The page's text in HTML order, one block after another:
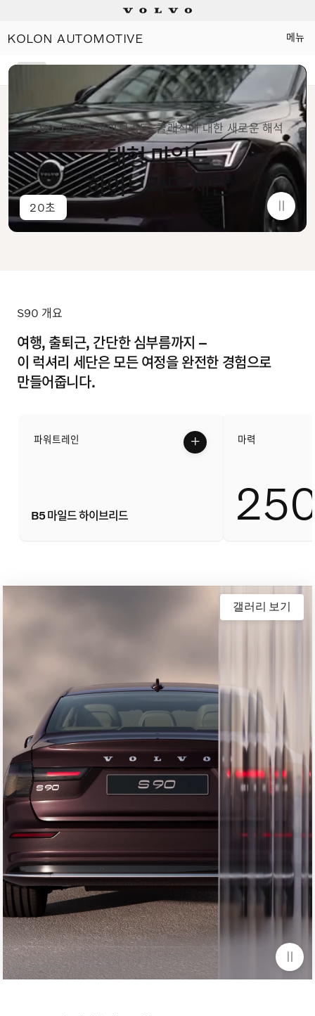
메뉴
KOLON AUTOMOTIVE
S90.마일드 하이브리드. 클래식에 대한 새로운 해석
대형 마일드
하이브리드 세단
20초
S90 개요
여행, 출퇴근, 간단한 심부름까지 –
이 럭셔리 세단은 모든 여정을 완전한 경험으로
만들어줍니다.
파워트레인
B5 마일드 하이브리드
+ 마력
갤러리 보기
Plug-in hybrids
Mild hybrids
상담/시승신청
세일즈 컨설턴트
이벤트
서비스
KOLON AUTOMOTIVE